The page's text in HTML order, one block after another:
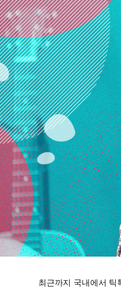
최근까지 국내에서 틱